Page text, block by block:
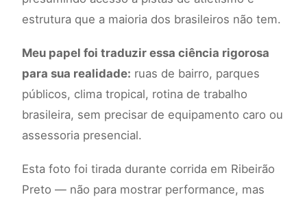
estrutura que a maioria dos brasileiros não tem.
Meu papel foi traduzir essa ciência rigorosa
para sua realidade: ruas de bairro, parques
públicos, clima tropical, rotina de trabalho
brasileira, sem precisar de equipamento caro ou
assessoria presencial.
Esta foto foi tirada durante corrida em Ribeirão
Preto — não para mostrar performance, mas